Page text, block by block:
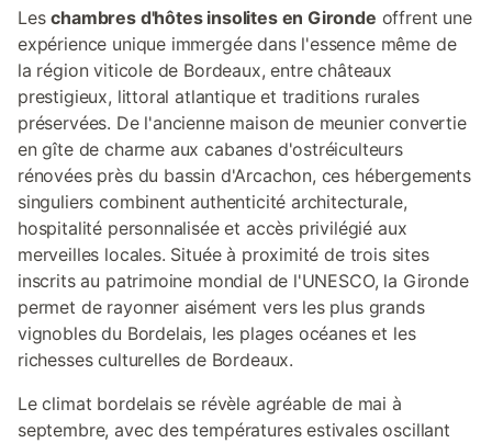
Leschambres d'hôtes insolites en Gironde offrent une
expérience unique immergée dans l'essence même de
la région viticole de Bordeaux, entre châteaux
prestigieux, littoral atlantique et traditions rurales
préservées. De l'ancienne maison de meunier convertie
en gîte de charme aux cabanes d'ostréiculteurs
rénovées près du bassin d'Arcachon, ces hébergements
singuliers combinent authenticité architecturale,
hospitalité personnalisée et accès privilégié aux
merveilles locales. Située à proximité de trois sites
inscrits au patrimoine mondial de l'UNESCO, la Gironde
permet de rayonner aisément vers les plus grands
vignobles du Bordelais, les plages océanes et les
richesses culturelles de Bordeaux.
Le climat bordelais se révèle agréable de mai à
septembre, avec des températures estivales oscillant